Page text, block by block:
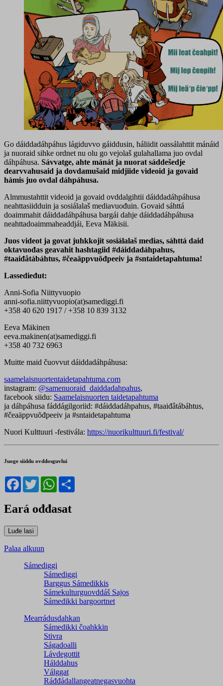
Go dáiddadáhpáhus lágiduvvo gáiddusin, háliidit oassálahttit mánáid
ja nuoraid sihke ordnet nu olu go vejolaš gulahallama juo ovdal
dáhpáhusa. Sávvatge, ahte mánát ja nuorat sáddešedje
dearvvahusaid ja dovdamušaid midjiide videoid ja govaid
hámis juo ovdal dáhpáhusa.
Almmustahttit videoid ja govaid ovddalgihtii dáiddadáhpáhusa
neahttasiidduin ja sosiálalaš mediavuođuin. Govaid sáhttá
doaimmahit dáiddadáhpáhusa bargái dahje dáiddadáhpáhusa
neahttadoaimmaheaddjái, Eeva Mäkisii.
Juos videot ja govat juhkkojit sosiálalaš medias, sáhttá daid
oktavuođas geavahit hashtagiid #dáiddadáhpahus,
#taaiđâtábáhtus, #čeaäppvuõđpeeiv ja #sntaidetapahtuma!
Lassedieđut:
Anni-Sofia Niittyvuopio
anni-sofia.niittyvuopio(at)samediggi.fi
+358 40 620 1917 / +358 10 839 3132
Eeva Mäkinen
eeva.makinen(at)samediggi.fi
+358 40 732 6963
Muitte maid čuovvut dáiddadáhpáhusa:
saamelaisnuortentaidetapahtuma.com
instagram: @samenuoraid_daiddadahpahus,
facebook siidu: Saamelaisnuorten taidetapahtuma
ja dáhpáhusa fáddágilgoriid: #dáiddadáhpahus, #taaiđâtábáhtus,
#čeaäppvuõđpeeiv ja #sntaidetapahtuma
Nuori Kulttuuri -festivála: https://nuorikulttuuri.fi/festival/
Juoge siiddu ovddosguvlui
Facebook
TwitterWhatsApp
Eará ođđasat
Palaa alkuun
Sámediggi
Sámediggi
Barggus Sámedikkis
Sámekulturguovddáš Sajos
Sámedikki bargoortnet
Mearrádusdahkan
Sámedikki čoahkkin
Stivra
Ságadoalli
Lávdegottit
Hálddahus
Válggat
Ráđđádallangeatnegas­vuohta